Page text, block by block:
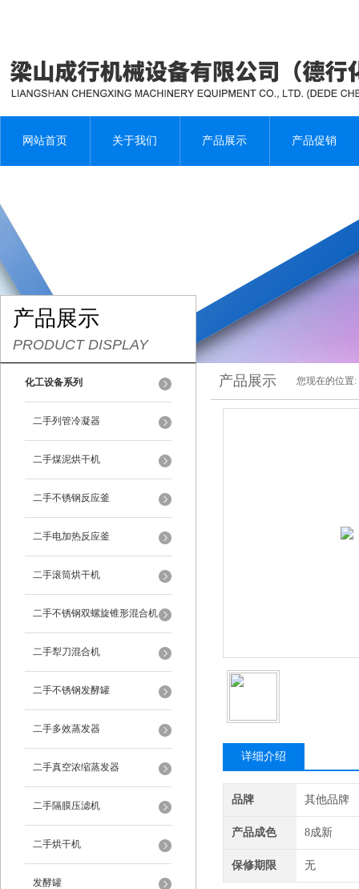
网站首页 关于我们 产品展示 产品促销
产品展示
PRODUCT DISPLAY
化工设备系列
二手列管冷凝器
二手煤泥烘干机
二手不锈钢反应釜
二手电加热反应釜
二手滚筒烘干机
二手不锈钢双螺旋锥形混合机
二手犁刀混合机
二手不锈钢发酵罐
二手多效蒸发器
二手真空浓缩蒸发器
二手隔膜压滤机
二手烘干机
发酵罐
产品展示 您现在的位置:
详细介绍
品牌 其他品牌
产品成色 8成新
保修期限 无